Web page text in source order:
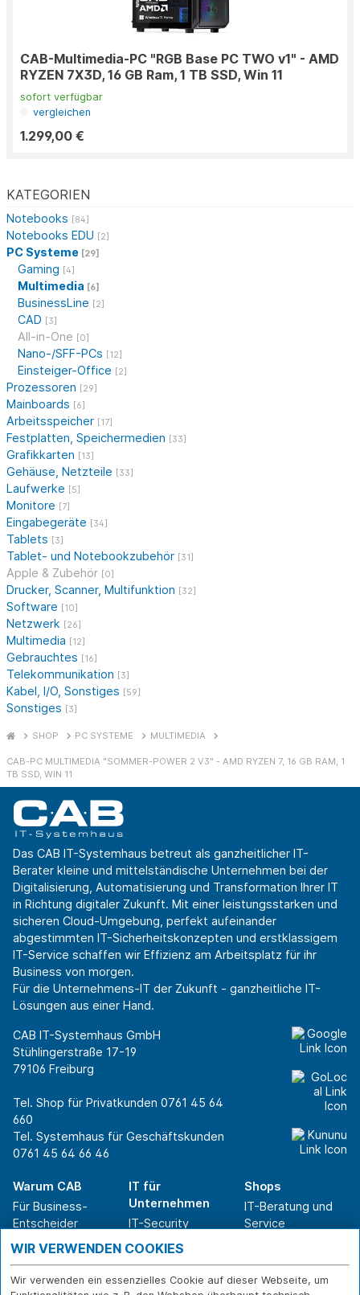
KATEGORIEN
Notebooks [84]
Notebooks EDU [2]
PC Systeme [29]
Gaming [4]
Multimedia [6]
BusinessLine [2]
CAD [3]
All-in-One [0]
Nano-/SFF-PCs [12]
Einsteiger-Office [2]
Prozessoren [29]
Mainboards [6]
Arbeitsspeicher [17]
Festplatten, Speichermedien [33]
Grafikkarten [13]
Gehäuse, Netzteile [33]
Laufwerke [5]
Monitore [7]
Eingabegeräte [34]
Tablets [3]
Tablet- und Notebookzubehör [31]
Apple & Zubehör [0]
Drucker, Scanner, Multifunktion [32]
Software [10]
Netzwerk [26]
Multimedia [12]
Gebrauchtes [16]
Telekommunikation [3]
Kabel, I/O, Sonstiges [59]
Sonstiges [3]
CAB-Multimedia-PC "RGB Base PC TWO v1" - AMD
RYZEN 7X3D, 16 GB Ram, 1 TB SSD, Win 11
sofort verfügbar
vergleichen
1.299,00 €
SHOP PC SYSTEME MULTIMEDIA
CAB-PC MULTIMEDIA "SOMMER-POWER 2 V3" - AMD RYZEN 7, 16 GB RAM, 1
TB SSD, WIN 11
Das CAB IT-Systemhaus betreut als ganzheitlicher IT-
Berater kleine und mittelständische Unternehmen bei der
Digitalisierung, Automatisierung und Transformation Ihrer IT
in Richtung digitaler Zukunft. Mit einer leistungsstarken und
sicheren Cloud-Umgebung, perfekt aufeinander
abgestimmten IT-Sicherheitskonzepten und erstklassigem
IT-Service schaffen wir Effizienz am Arbeitsplatz für ihr
Business von morgen.
Für die Unternehmens-IT der Zukunft - ganzheitliche IT-
Lösungen aus einer Hand.
CAB IT-Systemhaus GmbH
Stühlingerstraße 17-19
79106 Freiburg
Tel. Shop für Privatkunden 0761 45 64
660
Tel. Systemhaus für Geschäftskunden
0761 45 64 66 46
Warum CAB
Für Business-
Entscheider
Für IT-Leiter
Für Privatkunden
Erfolgsgeschichte
n
IT für
Unternehmen
IT-Security
IT-Infrastruktur
IT-Service
Softwarelösungen
WLAN-Lösungen
Shops
IT-Beratung und
Service
Versand- und
Zahlarten
WIR VERWENDEN COOKIES
Wir verwenden ein essenzielles Cookie auf dieser Webseite, um